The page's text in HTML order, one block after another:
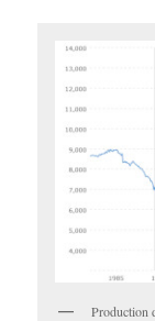
Production